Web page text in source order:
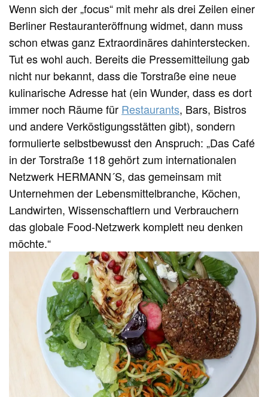
Wenn sich der „focus“ mit mehr als drei Zeilen einer
Berliner Restauranteröffnung widmet, dann muss
schon etwas ganz Extraordinäres dahinterstecken.
Tut es wohl auch. Bereits die Pressemitteilung gab
nicht nur bekannt, dass die Torstraße eine neue
kulinarische Adresse hat (ein Wunder, dass es dort
immer noch Räume für Restaurants, Bars, Bistros
und andere Verköstigungsstätten gibt), sondern
formulierte selbstbewusst den Anspruch: „Das Café
in der Torstraße 118 gehört zum internationalen
Netzwerk HERMANN´S, das gemeinsam mit
Unternehmen der Lebensmittelbranche, Köchen,
Landwirten, Wissenschaftlern und Verbrauchern
das globale Food-Netzwerk komplett neu denken
möchte.“